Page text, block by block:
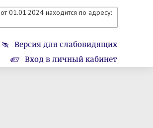
01.01.2024 находится по адресу:
Версия для слабовидящих
Вход в личный кабинет